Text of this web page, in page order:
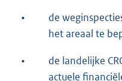
•
de
het areaal te
•
de landelijke
actuele